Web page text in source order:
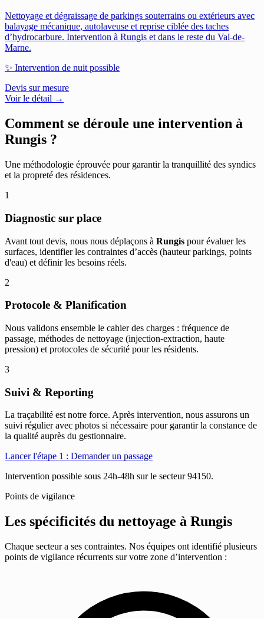
Nettoyage et dégraissage de parkings souterrains ou extérieurs avec
balayage mécanique, autolaveuse et reprise ciblée des taches
d’hydrocarbure. Intervention à Rungis et dans le reste du Val-de-
Marne.
✨ Intervention de nuit possible
Devis sur mesure
Voir le détail →
Comment se déroule une intervention à
Rungis ?
Une méthodologie éprouvée pour garantir la tranquillité des syndics
et la propreté des résidences.
1
Diagnostic sur place
Avant tout devis, nous nous déplaçons à Rungis pour évaluer les
surfaces, identifier les contraintes d’accès (hauteur parkings, points
d'eau) et définir les besoins réels.
2
Protocole & Planification
Nous validons ensemble le cahier des charges : fréquence de
passage, méthodes de nettoyage (injection-extraction, haute
pression) et protocoles de sécurité pour les résidents.
3
Suivi & Reporting
La traçabilité est notre force. Après intervention, nous assurons un
suivi régulier avec photos si nécessaire pour garantir la constance de
la qualité auprès du gestionnaire.
Lancer l'étape 1 : Demander un passage
Intervention possible sous 24h-48h sur le secteur 94150.
Points de vigilance
Les spécificités du nettoyage à Rungis
Chaque secteur a ses contraintes. Nos équipes ont identifié plusieurs
points de vigilance récurrents sur votre zone d’intervention :